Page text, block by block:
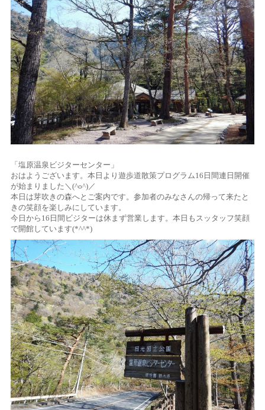
「塩原温泉ビジターセンター」
おはようございます。本日より遊歩道散策プログラム16日間連日開催
が始まりました＼(^o^)／
本日は芽吹きの森へとご案内です。参加者のみなさんの帰って来たと
きの笑顔を楽しみにしています。
今日から16日間ビジターは休まず営業します。本日もスッタッフ笑顔
で開館しています(*^^*)